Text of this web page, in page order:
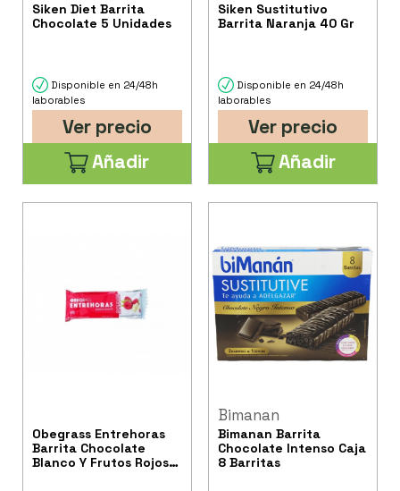
Siken Diet Barrita
Chocolate 5 Unidades
Disponible en 24/48h
laborables
Ver precio
Añadir
Siken Sustitutivo
Barrita Naranja 40 Gr
Disponible en 24/48h
laborables
Ver precio
Añadir
Obegrass Entrehoras
Barrita Chocolate
Blanco Y Frutos Rojos
Bimanan
Bimanan Barrita
Chocolate Intenso Caja
8 Barritas